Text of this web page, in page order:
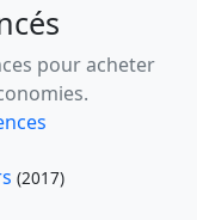
pour acheter
(2017)